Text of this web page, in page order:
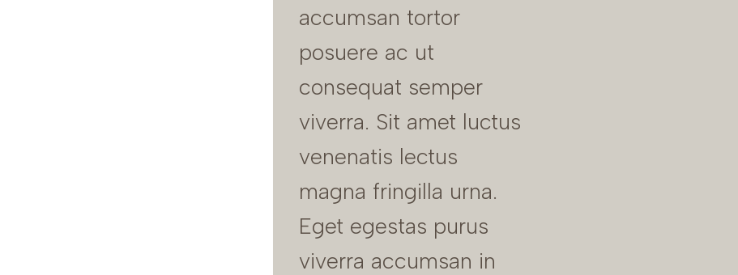
accumsan tortor
posuere ac ut
consequat semper
viverra. Sit amet luctus
venenatis lectus
magna fringilla urna.
Eget egestas purus
viverra accumsan in